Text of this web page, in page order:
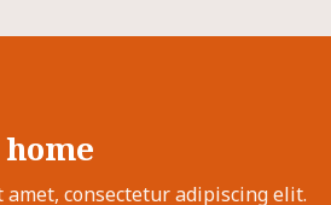
consectetur adipiscing elit.